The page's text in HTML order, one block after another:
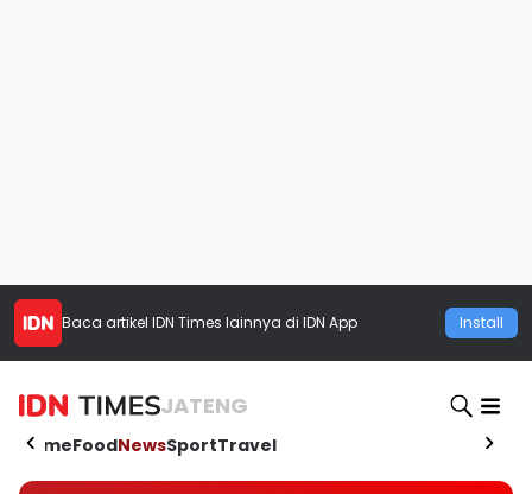
Baca artikel IDN Times lainnya di IDN App Install
JATENG
HomeFoodNewsSportTravel